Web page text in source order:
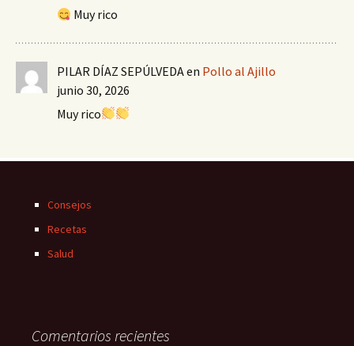
Muy rico
PILAR DÍAZ SEPÚLVEDAen Pollo al Ajillo
junio 30, 2026
Muy rico
Consejos
Recetas
Salud
Comentarios recientes